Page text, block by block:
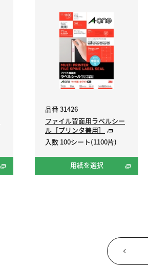
品番 31426
ファイル背面用ラベルシー
ル［プリンタ兼用］
入数 100シート(1100片)
用紙を選択